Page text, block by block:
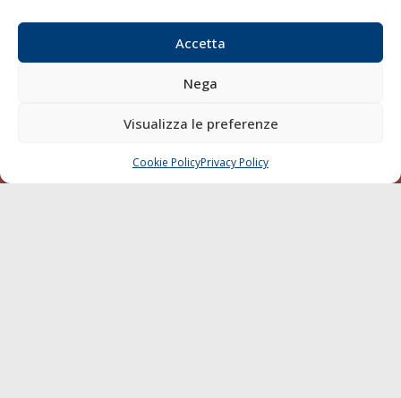
Accetta
Nega
Visualizza le preferenze
Cookie PolicyPrivacy Policy
Compagnie di Navigazione
Blue economy
Diporto
Chi siamo
CHIAMA SCRIVI